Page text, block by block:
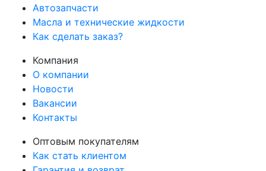
Автозапчасти
Масла и технические жидкости
Как сделать заказ?
Компания
О компании
Новости
Вакансии
Контакты
Оптовым покупателям
Как стать клиентом